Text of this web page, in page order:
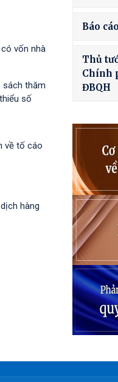
vốn nhà
sách thăm
số
về tố cáo
hàng
Báo
Thủ
Chính
ĐBQH